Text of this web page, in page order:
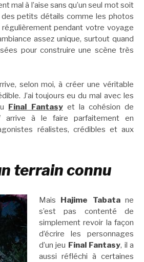
mal à l’aise sans qu’un seul mot soit
des petits détails comme les photos
régulièrement pendant votre voyage
assez unique, surtout quand
pour construire une scène très
selon moi, à créer une véritable
J’ai toujours eu du mal avec les
Final Fantasyet la cohésion de
arrive à le faire parfaitement en
réalistes, crédibles et aux
terrain connu
Mais Hajime Tabatane
s’est pas contenté de
simplement revoir la façon
d’écrire les personnages
d’un jeu Final Fantasy, il a
aussi réfléchi à certaines